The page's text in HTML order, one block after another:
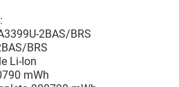
2BAS/BRS
BRS
Li-Ion
mWh